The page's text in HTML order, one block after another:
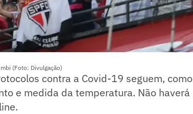
(Foto: Divulgação)
contra a Covid-19 seguem,
e medida da temperatura. Não